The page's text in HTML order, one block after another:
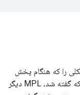
را که هنگام پخش
محتوای HLS پیدا می‌کنند، ثبت کنند. همانطور که گفته شد، MPL دیگر